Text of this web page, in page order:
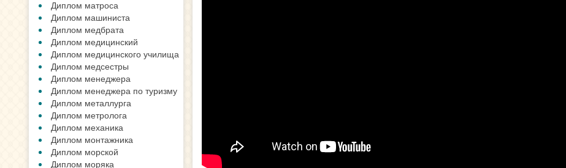
Диплом матроса
Диплом машиниста
Диплом медбрата
Диплом медицинский
Диплом медицинского училища
Диплом медсестры
Диплом менеджера
Диплом менеджера по туризму
Диплом металлурга
Диплом метролога
Диплом механика
Диплом монтажника
Диплом морской
Диплом моряка